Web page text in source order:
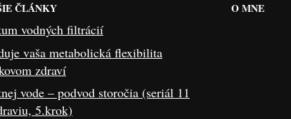
ČLÁNKY
vodných filtrácií
vaša metabolická flexibilita
zdraví
vode – podvod storočia (seriál 11
5.krok)
O MNE